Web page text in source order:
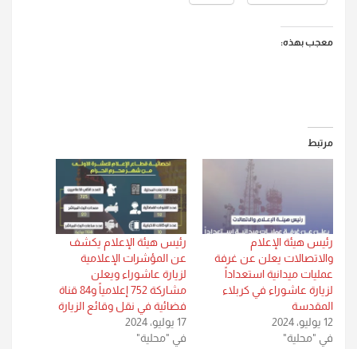
معجب بهذه:
مرتبط
رئيس هيئة الإعلام
والاتصالات يعلن عن غرفة
عمليات ميدانية استعداداً
لزيارة عاشوراء في كربلاء
المقدسة
12 يوليو، 2024
في "محلية"
رئيس هيئة الإعلام يكشف
عن المؤشرات الإعلامية
لزيارة عاشوراء ويعلن
مشاركة 752 إعلامياً و84 قناة
فضائية في نقل وقائع الزيارة
17 يوليو، 2024
في "محلية"